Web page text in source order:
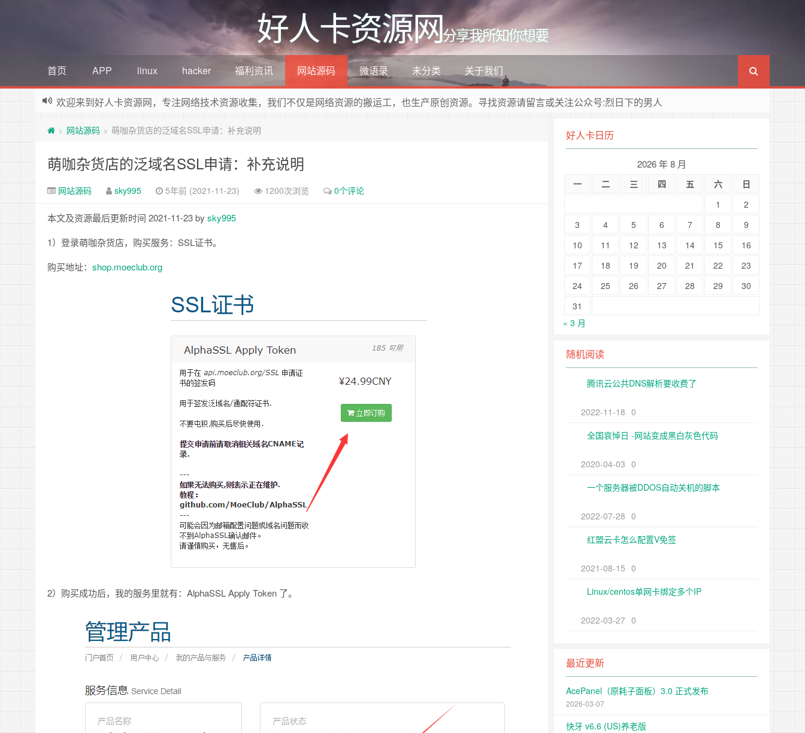
好人卡资源网分享我所知你想要
首页 APP linux hacker 福利资讯 网站源码 微语录 未分类 关于我们
欢迎来到好人卡资源网，专注网络技术资源收集，我们不仅是网络资源的搬运工，也生产原创资源。寻找资源请留言或关注公众号:烈日下的男人
> 网站源码 > 萌咖杂货店的泛域名SSL申请：补充说明
萌咖杂货店的泛域名SSL申请：补充说明
网站源码 sky995 5年前 (2021-11-23) 1200次浏览 0个评论
本文及资源最后更新时间 2021-11-23 by sky995
1）登录萌咖杂货店，购买服务：SSL证书。
购买地址： shop.moeclub.org
2）购买成功后，我的服务里就有：AlphaSSL Apply Token 了。
好人卡日历
2026 年 8 月
一 二 三 四 五 六
日
1
2
3
4 5 6 7 8
9
10
11 12 13 14 15
16
17
18 19 20 21 22
23
24
25 26 27 28 29
30
31
« 3 月
随机阅读
腾讯云公共DNS解析要收费了
2022-11-18 0
全国哀悼日 -网站变成黑白灰色代码
2020-04-03 0
一个服务器被DDOS自动关机的脚本
2022-07-28 0
红盟云卡怎么配置V免签
2021-08-15 0
Linux/centos单网卡绑定多个IP
2022-03-27 0
最近更新
AcePanel（原耗子面板）3.0 正式发布
2026-03-07
快牙 v6.6 (US)养老版